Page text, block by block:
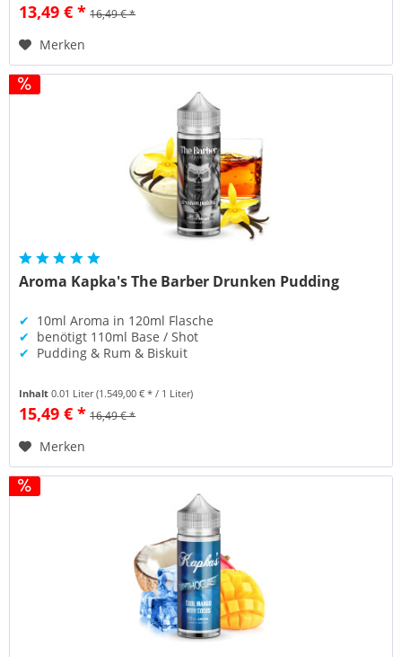
13,49 € * 16,49 € *
Merken
Aroma Kapka's The Barber Drunken Pudding
✔ 10ml Aroma in 120ml Flasche
✔ benötigt 110ml Base / Shot
✔ Pudding & Rum & Biskuit
Inhalt0.01 Liter(1.549,00 € * / 1 Liter)
15,49 € * 16,49 € *
Merken